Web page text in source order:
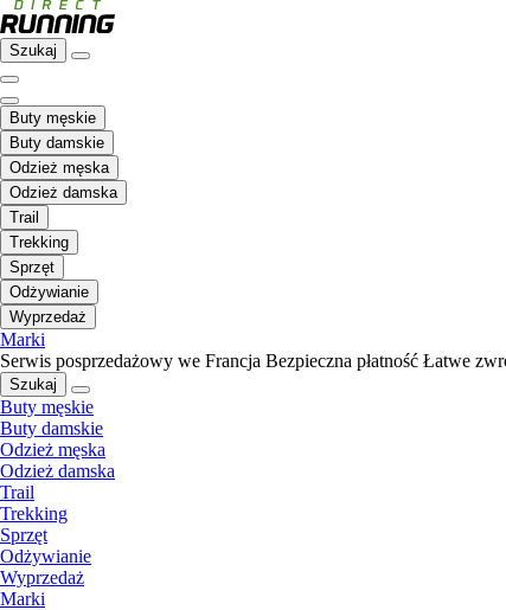
Szukaj
Buty męskie
Buty damskie
Odzież męska
Odzież damska
Trail
Trekking
Sprzęt
Odżywianie
Wyprzedaż
Marki
Serwis posprzedażowy we Francja Bezpieczna płatność Łatwe
Szukaj
Buty męskie
Buty damskie
Odzież męska
Odzież damska
Trail
Trekking
Sprzęt
Odżywianie
Wyprzedaż
Marki